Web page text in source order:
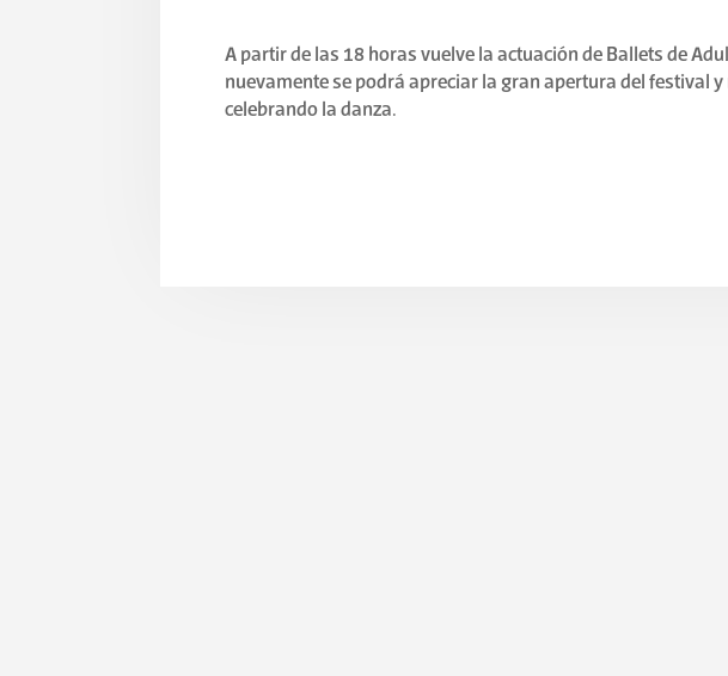
A partir de las 18 horas vuelve la actuación de Ballets de
nuevamente se podrá apreciar la gran apertura del festival
celebrando la danza.